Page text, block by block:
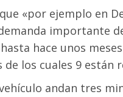
«por ejemplo en
importante
hace unos
de los cuales 9 están
andan tres